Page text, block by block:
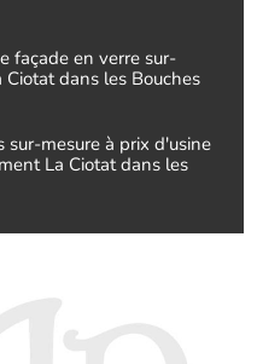
façade en verre sur-
Ciotat dans les Bouches
sur-mesure à prix d'usine
La Ciotat dans les